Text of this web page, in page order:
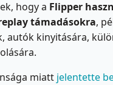
hogy a Flipper
támadásokra,
autók kinyitására,
miatt jelentette